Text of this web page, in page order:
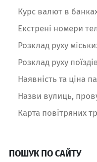
Курс валют в
Екстрені номери
Розклад руху
Розклад руху
Наявність та ціна
Назви вулиць,
Карта повітряних
ПОШУК ПО САЙТУ